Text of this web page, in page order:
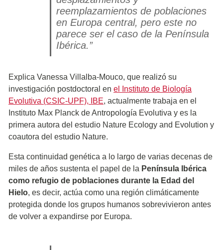
reemplazamientos de poblaciones
en Europa central, pero este no
parece ser el caso de la Península
Ibérica.”
Explica Vanessa Villalba-Mouco, que realizó su
investigación postdoctoral en el Instituto de Biología
Evolutiva (CSIC-UPF), IBE, actualmente trabaja en el
Instituto Max Planck de Antropología Evolutiva y es la
primera autora del estudio Nature Ecology and Evolution y
coautora del estudio Nature.
Esta continuidad genética a lo largo de varias decenas de
miles de años sustenta el papel de la Península Ibérica
como refugio de poblaciones durante la Edad del
Hielo, es decir, actúa como una región climáticamente
protegida donde los grupos humanos sobrevivieron antes
de volver a expandirse por Europa.